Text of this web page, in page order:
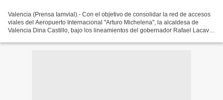
Valencia (Prensa Iamvial).- Con el objetivo de consolidar la red de accesos
viales del Aeropuerto Internacional "Arturo Michelena", la alcaldesa de
Valencia Dina Castillo, bajo los lineamientos del gobernador Rafael Lacava